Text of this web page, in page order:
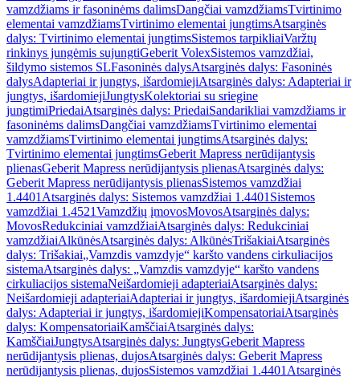
vamzdžiams ir fasoninėms dalimsDangčiai vamzdžiamsTvirtinimo
elementai vamzdžiamsTvirtinimo elementai jungtimsAtsarginės
dalys: Tvirtinimo elementai jungtimsSistemos tarpikliaiVaržtų
rinkinys jungėmis sujungtiGeberit VolexSistemos vamzdžiai,
šildymo sistemos SLFasoninės dalysAtsarginės dalys: Fasoninės
dalysAdapteriai ir jungtys, išardomiejiAtsarginės dalys: Adapteriai ir
jungtys, išardomiejiJungtysKolektoriai su sriegine
jungtimiPriedaiAtsarginės dalys: PriedaiSandarikliai vamzdžiams ir
fasoninėms dalimsDangčiai vamzdžiamsTvirtinimo elementai
vamzdžiamsTvirtinimo elementai jungtimsAtsarginės dalys:
Tvirtinimo elementai jungtimsGeberit Mapress nerūdijantysis
plienasGeberit Mapress nerūdijantysis plienasAtsarginės dalys:
Geberit Mapress nerūdijantysis plienasSistemos vamzdžiai
1.4401 Atsarginės dalys: Sistemos vamzdžiai 1.4401 Sistemos
vamzdžiai 1.4521Vamzdžių įmovosMovosAtsarginės dalys:
MovosRedukciniai vamzdžiaiAtsarginės dalys: Redukciniai
vamzdžiaiAlkūnėsAtsarginės dalys: AlkūnėsTrišakiaiAtsarginės
dalys: Trišakiai„Vamzdis vamzdyje“ karšto vandens cirkuliacijos
sistemaAtsarginės dalys: „Vamzdis vamzdyje“ karšto vandens
cirkuliacijos sistemaNeišardomieji adapteriaiAtsarginės dalys:
Neišardomieji adapteriaiAdapteriai ir jungtys, išardomiejiAtsarginės
dalys: Adapteriai ir jungtys, išardomiejiKompensatoriaiAtsarginės
dalys: KompensatoriaiKamščiaiAtsarginės dalys:
KamščiaiJungtysAtsarginės dalys: JungtysGeberit Mapress
nerūdijantysis plienas, dujosAtsarginės dalys: Geberit Mapress
nerūdijantysis plienas, dujosSistemos vamzdžiai 1.4401 Atsarginės